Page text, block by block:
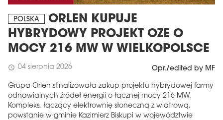
POLSKA
ORLEN KUPUJE
HYBRYDOWY PROJEKT OZE O
MOCY 216 MW W WIELKOPOLSCE
schedule 04 sierpnia 2026 Opr./edited by MF
Grupa Orlen sfinalizowała zakup projektu hybrydowej farmy
odnawialnych źródeł energii o łącznej mocy 216 MW.
Kompleks, łączący elektrownię słoneczną z wiatrową,
powstanie w gminie Kazimierz Biskupi w województwie